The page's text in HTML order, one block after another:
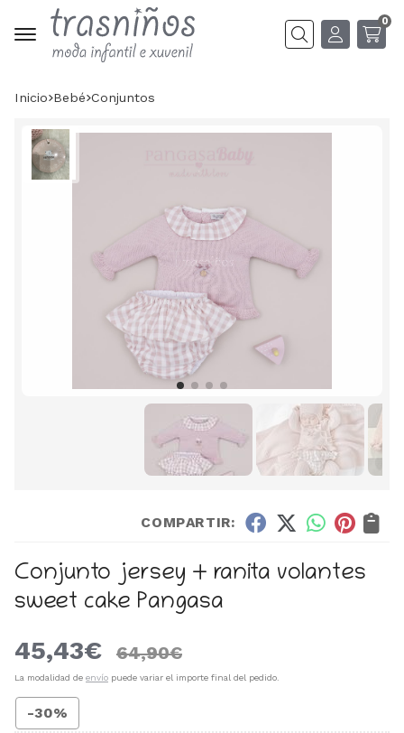
Buscar
0
Inicio bebé conjuntos
COMPARTIR:
Conjunto jersey + ranita volantes
sweet cake Pangasa
45,43€ 64,90€
La modalidad de envío puede variar el importe final del pedido.
-30%